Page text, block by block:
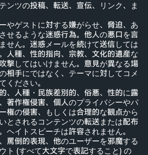
ンツの投稿、転送、宣伝、リンク、ま
やゲストに対する嫌がらせ、脅迫、あ
せるような迷惑行為。他人の悪口を言
せん。迷惑メールを続けて送信しては
人種、性的指向、宗教、文化的遺産な
撃してはいけません。意見が異なる場
相手にではなく、テーマに対してコメ
ください。
、人種・民族差別的、俗悪、性的に露
著作権侵害、個人のプライバシーやパ
権の侵害、もしくは合理的な観点から
とされるコンテンツの転送または配布
ヘイトスピーチは許容されません。
罵倒的表現、他のユーザーを邪魔する
ト (すべて大文字で表記すること) の